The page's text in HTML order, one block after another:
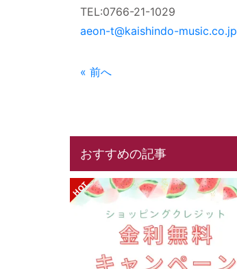
TEL:0766-21-1029
aeon-t@kaishindo-music.co.jp
« 前へ
おすすめの記事